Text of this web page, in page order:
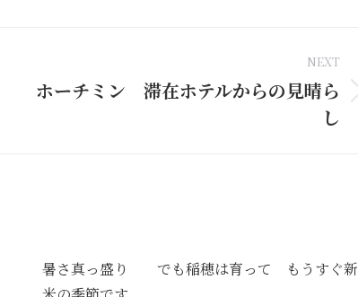
NEXT
Next
ホーチミン 滞在ホテルからの見晴ら
し
暑さ真っ盛り でも稲穂は育って もうすぐ新